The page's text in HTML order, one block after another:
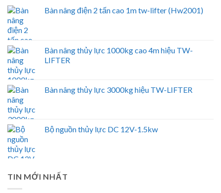
Bàn nâng điện 2 tấn cao 1m tw-lifter (Hw2001)
Bàn nâng thủy lực 1000kg cao 4m hiệu TW-
LIFTER
Bàn nâng thủy lực 3000kg hiệu TW-LIFTER
Bộ nguồn thủy lực DC 12V-1.5kw
TIN MỚI NHẤT